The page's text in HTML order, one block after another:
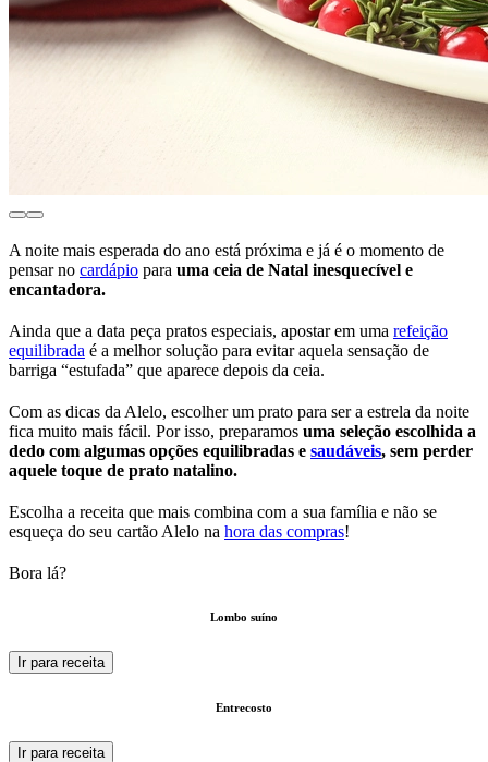
A noite mais esperada do ano está próxima e já é o momento de
pensar no cardápio para uma ceia de Natal inesquecível e
encantadora.
Ainda que a data peça pratos especiais, apostar em uma refeição
equilibrada é a melhor solução para evitar aquela sensação de
barriga “estufada” que aparece depois da ceia.
Com as dicas da Alelo, escolher um prato para ser a estrela da noite
fica muito mais fácil. Por isso, preparamos uma seleção escolhida a
dedo com algumas opções equilibradas e saudáveis, sem perder
aquele toque de prato natalino.
Escolha a receita que mais combina com a sua família e não se
esqueça do seu cartão Alelo na hora das compras!
Bora lá?
Lombo suíno
Ir para receita
Entrecosto
Ir para receita